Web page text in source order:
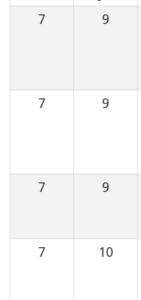
7
9
7
9
7
9
7
10